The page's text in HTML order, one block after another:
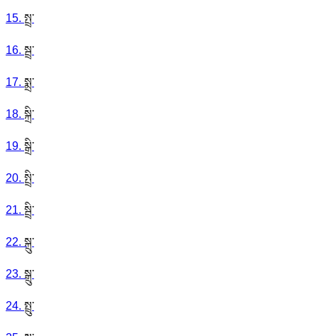
15. སྤྲ་
16. སྦྲ་
17. སྨྲ་
18. སྐྲི་
19. སྒྲི་
20. སྤྲི་
21. སྦྲི་
22. སྐྲུ་
23. སྒྲུ་
24. སྤྲུ་